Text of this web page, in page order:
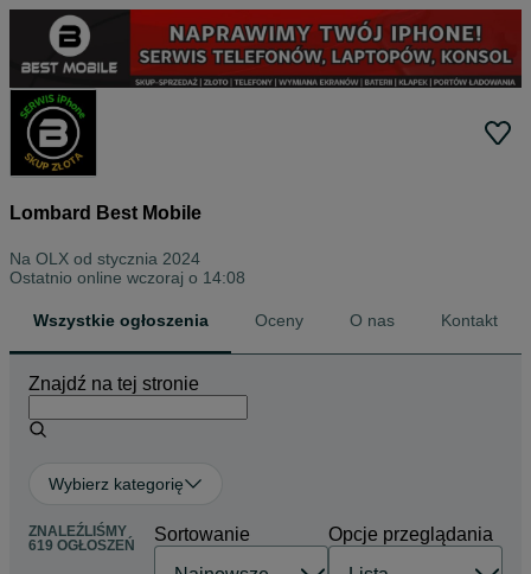
Lombard Best Mobile
Na OLX od stycznia 2024
Ostatnio online wczoraj o 14:08
Wszystkie ogłoszenia Oceny O nas Kontakt
Znajdź na tej stronie
Wybierz kategorię
ZNALEŹLIŚMY
619 OGŁOSZEŃ
Sortowanie Opcje przeglądania